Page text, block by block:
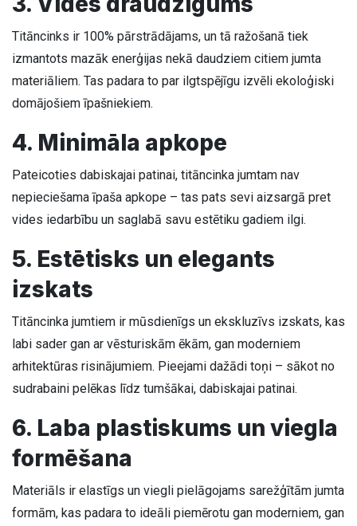
Titāncinks ir 100% pārstrādājams, un tā ražošanā tiek
izmantots mazāk enerģijas nekā daudziem citiem jumta
materiāliem. Tas padara to par ilgtspējīgu izvēli ekoloģiski
domājošiem īpašniekiem.
4. Minimāla apkope
Pateicoties dabiskajai patinai, titāncinka jumtam nav
nepieciešama īpaša apkope – tas pats sevi aizsargā pret
vides iedarbību un saglabā savu estētiku gadiem ilgi.
5. Estētisks un elegants
izskats
Titāncinka jumtiem ir mūsdienīgs un ekskluzīvs izskats, kas
labi sader gan ar vēsturiskām ēkām, gan moderniem
arhitektūras risinājumiem. Pieejami dažādi toņi – sākot no
sudrabaini pelēkas līdz tumšākai, dabiskajai patinai.
6. Laba plastiskums un viegla
formēšana
Materiāls ir elastīgs un viegli pielāgojams sarežģītām jumta
formām, kas padara to ideāli piemērotu gan moderniem, gan